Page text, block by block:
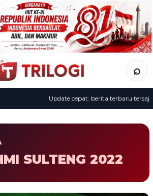
⌕
Update cepat: berita terbaru tersaji
SULTENG 2022